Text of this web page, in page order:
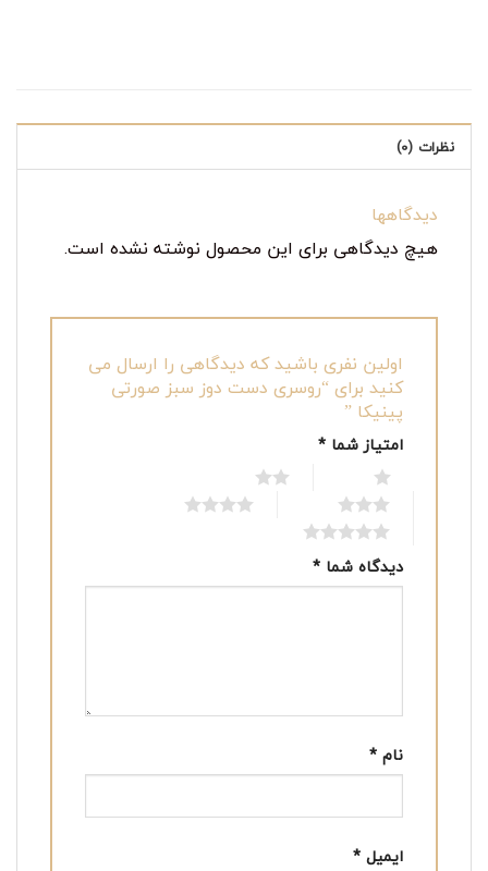
نظرات (0)
دیدگاهها
هیچ دیدگاهی برای این محصول نوشته نشده است.
اولین نفری باشید که دیدگاهی را ارسال می
کنید برای “روسری دست دوز سبز صورتی
پینیکا ‎‎”
امتیاز شما *
دیدگاه شما *
نام *
ایمیل *